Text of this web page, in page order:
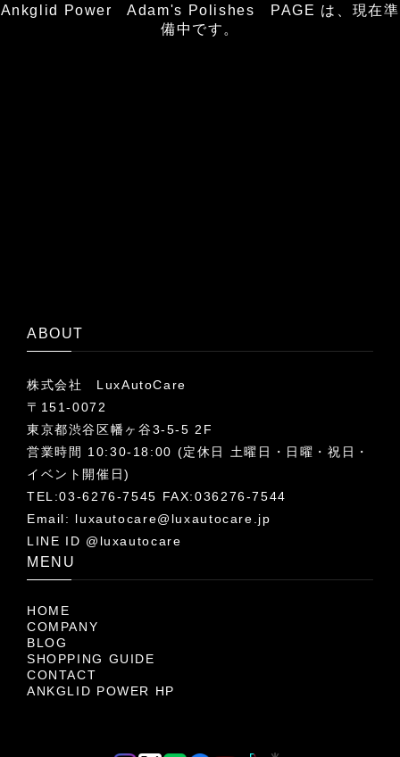
Ankglid Power Adam's Polishes PAGE は、現在準
備中です。
ABOUT
株式会社 LuxAutoCare
〒151-0072
東京都渋谷区幡ヶ谷3-5-5 2F
営業時間 10:30-18:00 (定休日 土曜日・日曜・祝日・
イベント開催日)
TEL:03-6276-7545 FAX:036276-7544
Email: luxautocare@luxautocare.jp
LINE ID @luxautocare
MENU
HOME
COMPANY
BLOG
SHOPPING GUIDE
CONTACT
ANKGLID POWER HP